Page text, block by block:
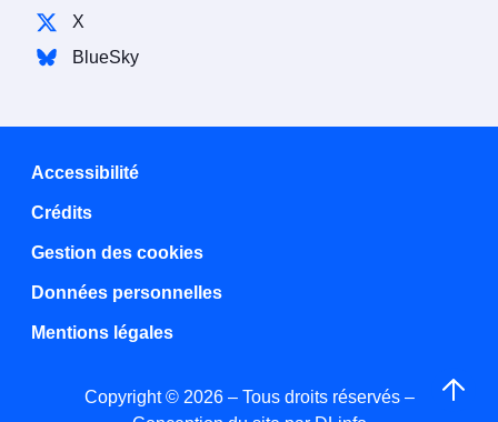
X
BlueSky
Accessibilité
Crédits
Gestion des cookies
Données personnelles
Mentions légales
Copyright © 2026 – Tous droits réservés –